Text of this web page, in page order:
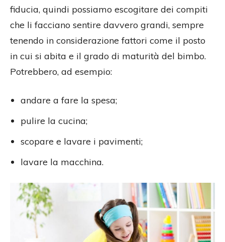
fiducia, quindi possiamo escogitare dei compiti
che li facciano sentire davvero grandi, sempre
tenendo in considerazione fattori come il posto
in cui si abita e il grado di maturità del bimbo.
Potrebbero, ad esempio:
andare a fare la spesa;
pulire la cucina;
scopare e lavare i pavimenti;
lavare la macchina.